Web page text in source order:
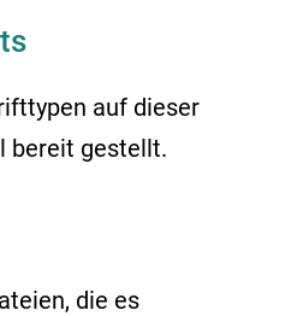
auf dieser
bereit gestellt.
die es